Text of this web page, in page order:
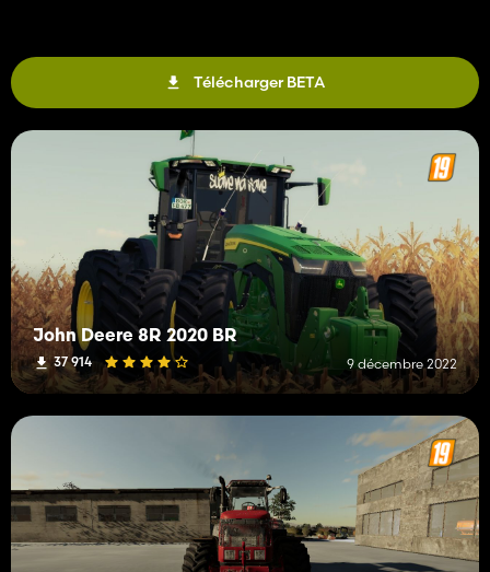
Télécharger BETA
John Deere 8R 2020 BR
37 914 9 décembre 2022